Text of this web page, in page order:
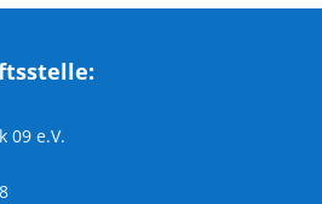
09 e.V.